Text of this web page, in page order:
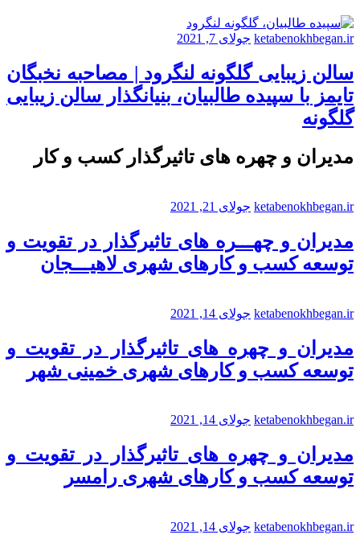
ketabenokhbegan.ir جولای 7, 2021
سالن زیبایی گلگونه لنگرود | مصاحبه نخبگان
تایمز با سپیده طالبیان، بنیانگذار سالن زیبایی
گلگونه
مدیران و چهره های تاثیرگذار کسب و کار
ketabenokhbegan.ir جولای 21, 2021
مدیران و چهـــره های تاثیرگذار در تقویت و
توسعه کسب و کارهای شهری لاهیـــجان
ketabenokhbegan.ir جولای 14, 2021
مدیران و چهره های تاثیرگذار در تقویت و
توسعه کسب و کارهای شهری خمینی شهر
ketabenokhbegan.ir جولای 14, 2021
مدیران و چهره های تاثیرگذار در تقویت و
توسعه کسب و کارهای شهری رامسر
ketabenokhbegan.ir جولای 14, 2021